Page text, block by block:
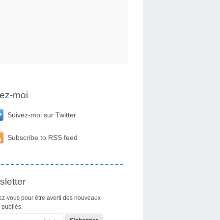
moi
Suivez-moi sur Twitter
Subscribe to RSS feed
vous pour être averti des nouveaux
publiés.